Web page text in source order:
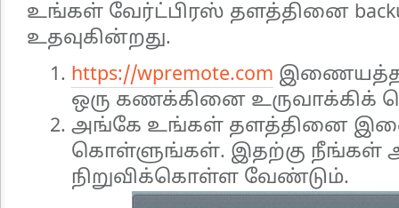
உங்கள் வேர்ட்பிரஸ் தளத்தினை
உதவுகின்றது.
https://wpremote.com
ஒரு கணக்கினை
அங்கே உங்கள் தளத்தினை
கொள்ளுங்கள். இதற்கு நீங்கள்
நிறுவிக்கொள்ள வேண்டும்.